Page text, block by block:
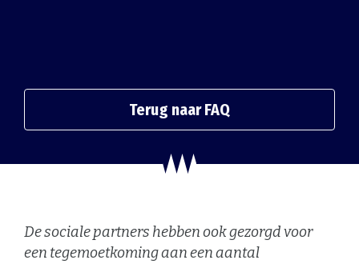
Terug naar FAQ
De sociale partners hebben ook gezorgd voor
een tegemoetkoming aan een aantal